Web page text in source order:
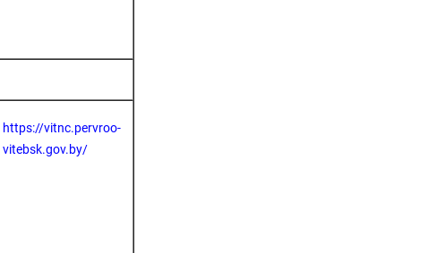
https://vitnc.pervroo-
vitebsk.gov.by/